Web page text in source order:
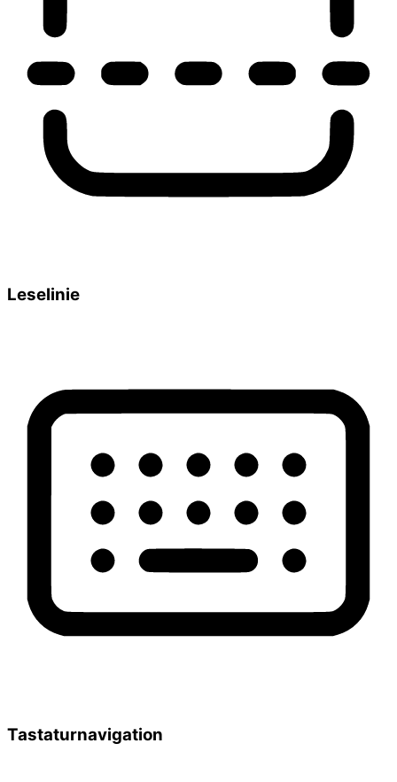
Leselinie
Tastaturnavigation